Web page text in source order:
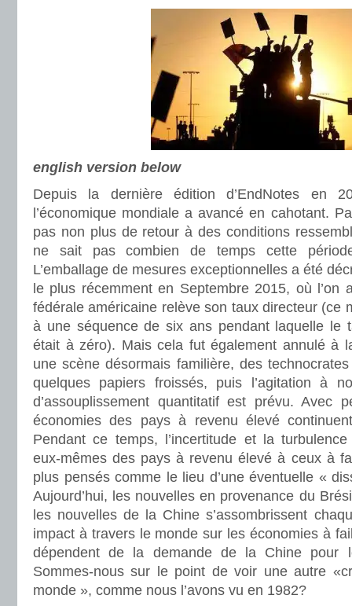
english version below
Depuis la dernière édition d’EndNotes en
l’économique mondiale a avancé en cahotant.
pas non plus de retour à des conditions
ne sait pas combien de temps cette
L’emballage de mesures exceptionnelles a été
le plus récemment en Septembre 2015, où l’on
fédérale américaine relève son taux directeur (ce
à une séquence de six ans pendant laquelle le
était à zéro). Mais cela fut également annulé à
une scène désormais familière, des
quelques papiers froissés, puis l’agitation à
d’assouplissement quantitatif est prévu. Avec
économies des pays à revenu élevé
Pendant ce temps, l’incertitude et la turbulence
eux-mêmes des pays à revenu élevé à ceux à
plus pensés comme le lieu d’une éventuelle «
Aujourd’hui, les nouvelles en provenance du
les nouvelles de la Chine s’assombrissent
impact à travers le monde sur les économies à
dépendent de la demande de la Chine pour
Sommes-nous sur le point de voir une autre
monde », comme nous l’avons vu en 1982?